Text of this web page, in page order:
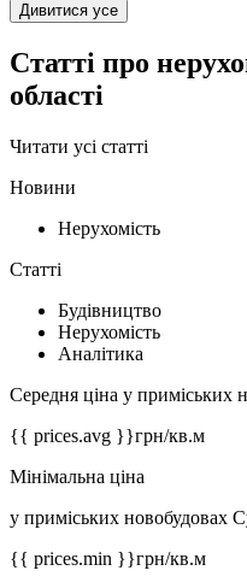
Дивитися усе
Статті про
області
Читати усі статті
Новини
Нерухомість
Статті
Будівництво
Нерухомість
Аналітика
Середня ціна у приміських
{{ prices.avg }}грн/кв.м
Мінімальна ціна
у приміських новобудовах
{{ prices.min }}грн/кв.м